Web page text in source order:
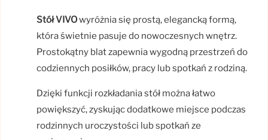
Stół VIVOwyróżnia się prostą, elegancką formą,
która świetnie pasuje do nowoczesnych wnętrz.
Prostokątny blat zapewnia wygodną przestrzeń do
codziennych posiłków, pracy lub spotkań z rodziną.
Dzięki funkcji rozkładania stół można łatwo
powiększyć, zyskując dodatkowe miejsce podczas
rodzinnych uroczystości lub spotkań ze